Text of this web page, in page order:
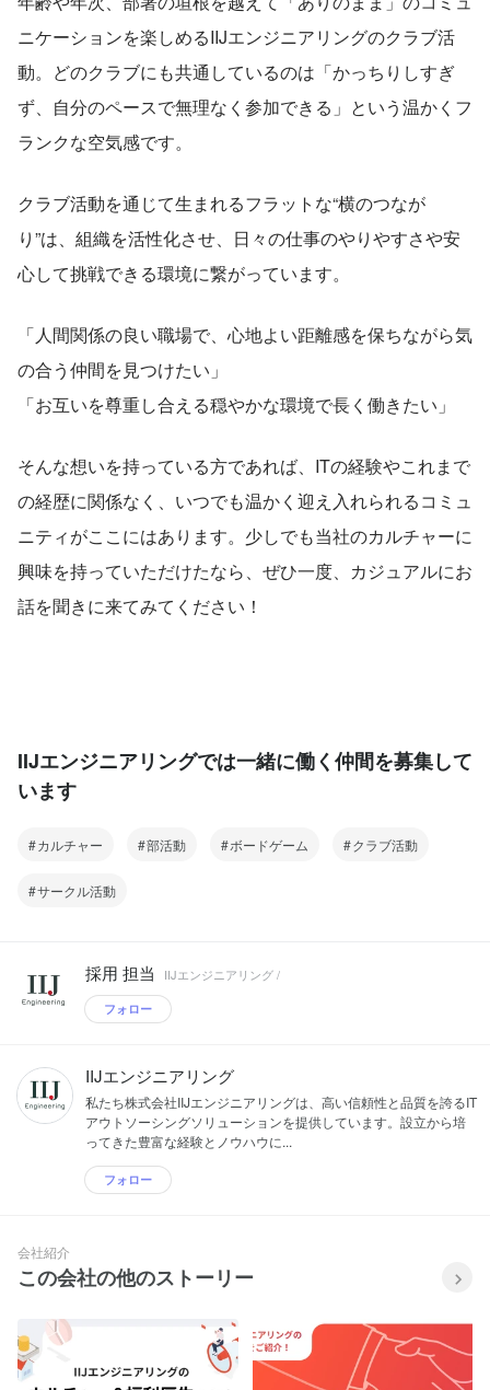
ニケーションを楽しめるIIJエンジニアリングのクラブ活
動。どのクラブにも共通しているのは「かっちりしすぎ
ず、自分のペースで無理なく参加できる」という温かくフ
ランクな空気感です。
クラブ活動を通じて生まれるフラットな“横のつなが
り”は、組織を活性化させ、日々の仕事のやりやすさや安
心して挑戦できる環境に繋がっています。
「人間関係の良い職場で、心地よい距離感を保ちながら気
の合う仲間を見つけたい」
「お互いを尊重し合える穏やかな環境で長く働きたい」
そんな想いを持っている方であれば、ITの経験やこれまで
の経歴に関係なく、いつでも温かく迎え入れられるコミュ
ニティがここにはあります。少しでも当社のカルチャーに
興味を持っていただけたなら、ぜひ一度、カジュアルにお
話を聞きに来てみてください！
IIJエンジニアリングでは一緒に働く仲間を募集して
います
カルチャー 部活動 ボードゲーム クラブ活動
サークル活動
採用 担当 IIJエンジニアリング /
フォロー
IIJエンジニアリング
私たち株式会社IIJエンジニアリングは、高い信頼性と品質を誇るIT
アウトソーシングソリューションを提供しています。設立から培
ってきた豊富な経験とノウハウに...
フォロー
会社紹介
この会社の他のストーリー